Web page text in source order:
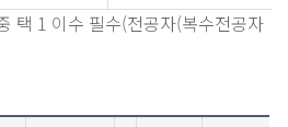
택 1 이수 필수(전공자(복수전공자